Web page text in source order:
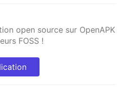
open source sur OpenAPK
FOSS !